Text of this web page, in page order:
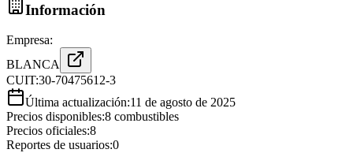
Información
Empresa:
BLANCA
CUIT:30-70475612-3
Última actualización:11 de agosto de 2025
Precios disponibles:8 combustibles
Precios oficiales:8
Reportes de usuarios:0